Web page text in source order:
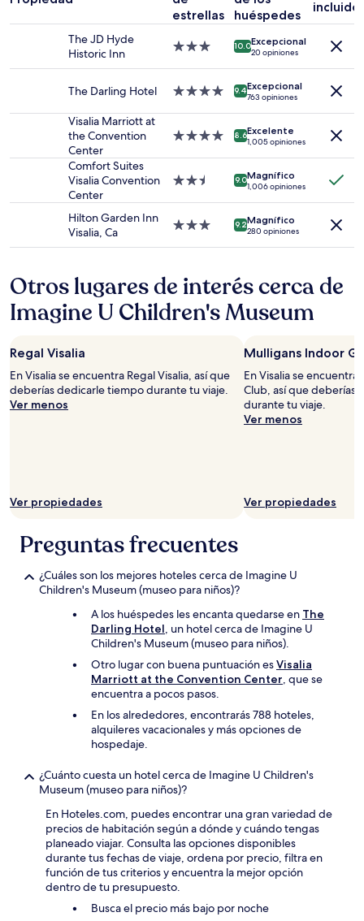
disponibilidad
a
términos
estrellas
huéspedes
incluido
The JD Hyde
Historic Inn
Propiedad
estrellas
10.0Excepcional
20 opiniones
The Darling Hotel
Propiedad
estrellas
9.4Excepcional
763 opiniones
Visalia Marriott at
the Convention
Center
Propiedad
estrellas
8.6Excelente
1,005 opiniones
Comfort Suites
Visalia Convention
Center
Propiedad
estrellas
9.0Magnífico
1,006 opiniones
Hilton Garden Inn
Visalia, Ca
Propiedad
9.2Magnífico
280 opiniones
Otros lugares de interés cerca de
Imagine U Children's Museum
Regal Visalia
En Visalia se encuentra Regal Visalia, así que
deberías dedicarle tiempo durante tu viaje.
Ver menos
Ver propiedades
Mulligans Indoor
En Visalia se
Club, así que deberías
durante tu viaje.
Ver menos
Ver propiedades
Preguntas frecuentes
¿Cuáles son los mejores hoteles cerca de Imagine U
Children's Museum (museo para niños)?
A los huéspedes les encanta quedarse en The
Darling Hotel, un hotel cerca de Imagine U
Children's Museum (museo para niños).
Otro lugar con buena puntuación esVisalia
Marriott at the Convention Center, que se
encuentra a pocos pasos.
En los alrededores, encontrarás 788 hoteles,
alquileres vacacionales y más opciones de
hospedaje.
¿Cuánto cuesta un hotel cerca de Imagine U Children's
Museum (museo para niños)?
En Hoteles.com, puedes encontrar una gran variedad de
precios de habitación según a dónde y cuándo tengas
planeado viajar. Consulta las opciones disponibles
durante tus fechas de viaje, ordena por precio, filtra en
función de tus criterios y encuentra la mejor opción
dentro de tu presupuesto.
Busca el precio más bajo por noche